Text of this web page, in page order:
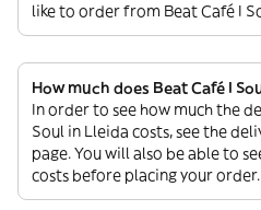
like to order from Beat Café I
How much does Beat Café I
In order to see how much the
Soul in Lleida costs, see the
page. You will also be able to
costs before placing your order.